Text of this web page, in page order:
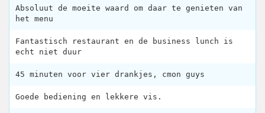
Absoluut de moeite waard om daar te genieten van
het menu
Fantastisch restaurant en de business lunch is
echt niet duur
45 minuten voor vier drankjes, cmon guys
Goede bediening en lekkere vis.